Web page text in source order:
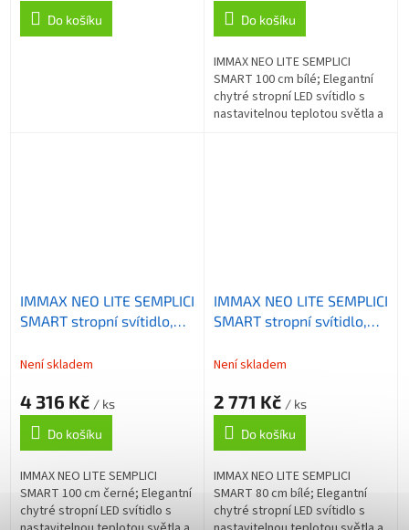
Do košíku
Do košíku
IMMAX NEO LITE SEMPLICI
SMART 100 cm bílé; Elegantní
chytré stropní LED svítidlo s
nastavitelnou teplotou světla a
IMMAX NEO LITE SEMPLICI
SMART stropní svítidlo,
9088lm, černé, Wi-Fi,
Není skladem
4 316 Kč / ks
Do košíku
IMMAX NEO LITE SEMPLICI
SMART 100 cm černé; Elegantní
chytré stropní LED svítidlo s
IMMAX NEO LITE SEMPLICI
SMART stropní svítidlo,
6912lm, bílé, Wi-Fi, TUYA
Není skladem
2 771 Kč / ks
Do košíku
IMMAX NEO LITE SEMPLICI
SMART 80 cm bílé; Elegantní
chytré stropní LED svítidlo s